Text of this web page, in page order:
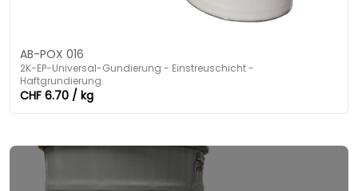
AB-POX 016
2K-EP-Universal-Gundierung - Einstreuschicht -
Haftgrundierung.
CHF 6.70 / kg